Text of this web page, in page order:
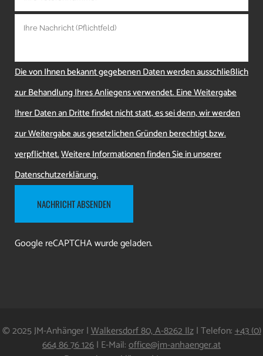
Die von Ihnen bekannt gegebenen Daten werden ausschließlich
zur Behandlung Ihres Anliegens verwendet. Eine Weitergabe
Ihrer Daten an Dritte findet nicht statt, es sei denn, wir werden
zur Weitergabe aus gesetzlichen Gründen berechtigt bzw.
verpflichtet.Weitere Informationen finden Sie in unserer
Datenschutzerklärung.
Google reCAPTCHA wurde geladen.
© 2025JM-Anhänger|Walkersdorf 80, A-8262 Ilz| Telefon:+43 (0)
664 86 76 126| E-Mail:office@jm-anhaenger.at